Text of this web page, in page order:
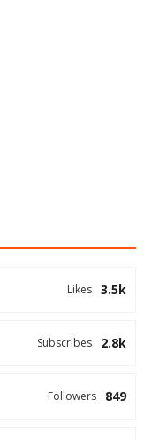
3.5k
Likes
2.8k
Subscribes
849
Followers